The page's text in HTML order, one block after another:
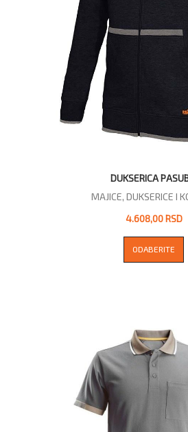
DUKSERICA
MAJICE, DUKSERICE I
4.608,00 RSD
ODABERITE